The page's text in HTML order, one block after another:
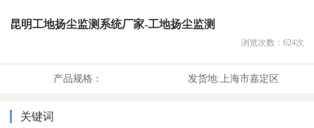
昆明工地扬尘监测系统厂家-工地扬尘监测
浏览次数： 624次
产品规格： 发货地:上海市嘉定区
关键词